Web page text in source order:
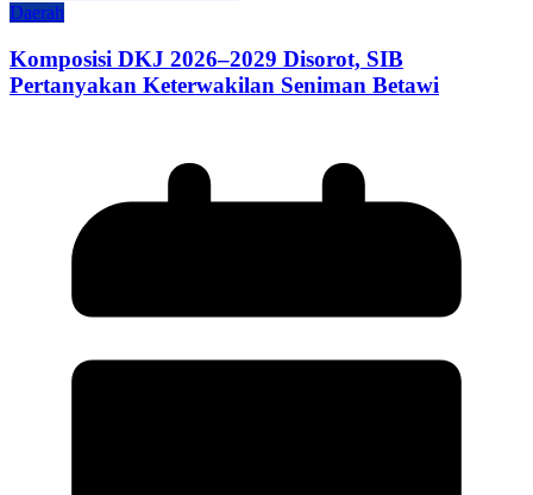
Daerah
Komposisi DKJ 2026–2029 Disorot, SIB
Pertanyakan Keterwakilan Seniman Betawi